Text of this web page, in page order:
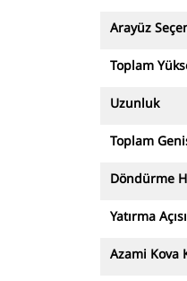
Arayüz
Toplam
Uzunluk
Toplam
Döndürme
Yatırma
Azami Kova